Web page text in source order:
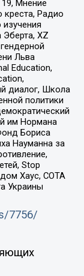
Мнение
креста, Радио
XZ
Льва
Education,
диалог, Школа
политики
им Нормана
Бориса
Науманна за
Stop
Хаус, СОТА
Украины
7756/